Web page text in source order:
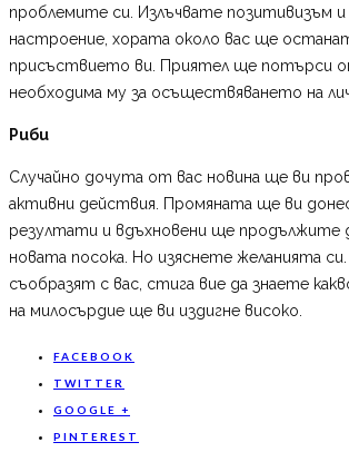
проблемите си. Излъчвате позитивизъм
настроение, хората около вас ще
присъствието ви. Приятел ще потърси
необходима му за осъществяването на
Риби
Случайно дочута от вас новина ще ви
активни действия. Промяната ще ви
резултати и вдъхновени ще продължите
новата посока. Но изяснете желанията
съобразят с вас, стига вие да знаете
на милосърдие ще ви издигне високо.
FACEBOOK
TWITTER
GOOGLE +
PINTEREST